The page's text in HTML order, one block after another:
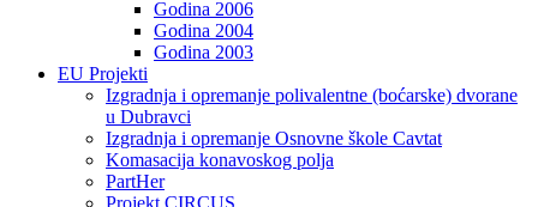
Godina 2006
Godina 2004
Godina 2003
EU Projekti
Izgradnja i opremanje polivalentne (boćarske) dvorane
u Dubravci
Izgradnja i opremanje Osnovne škole Cavtat
Komasacija konavoskog polja
PartHer
Projekt CIRCUS